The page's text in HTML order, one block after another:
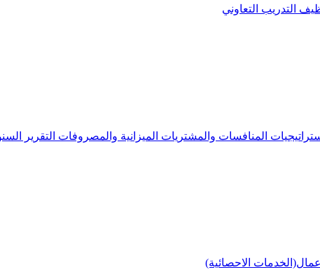
التدريب التعاوني
المنافسات والمشتريات الميزانية والمصروفات التقرير
الاحصائية)